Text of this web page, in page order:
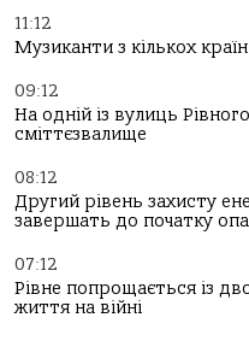
11:12
Музиканти з кількох
09:12
На одній із вулиць
сміттєзвалище
08:12
Другий рівень захисту
завершать до початку
07:12
Рівне попрощається із
життя на війні